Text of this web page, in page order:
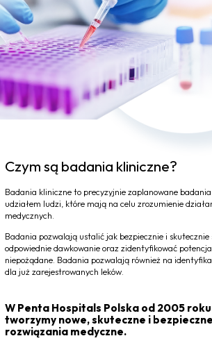
Czym są badania kliniczne?
Badania kliniczne to precyzyjnie zaplanowane
udziałem ludzi, które mają na celu zrozumienie
medycznych.
Badania pozwalają ustalić jak bezpiecznie i skutecznie
odpowiednie dawkowanie oraz zidentyfikować
niepożądane. Badania pozwalają również na
dla już zarejestrowanych leków.
W Penta Hospitals Polska od 2005 roku
tworzymy nowe, skuteczne i bezpieczne
rozwiązania medyczne.